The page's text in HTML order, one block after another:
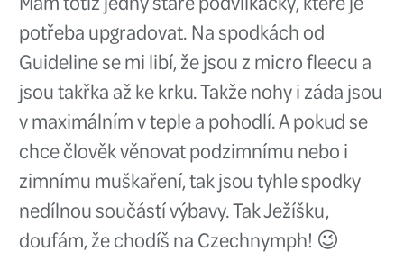
takového dárkubylo, že jsem s
jít spát. Na Boží hod bych šel k
stolu s největší
obličejem plným šrámů a
rohů knihy! 😅